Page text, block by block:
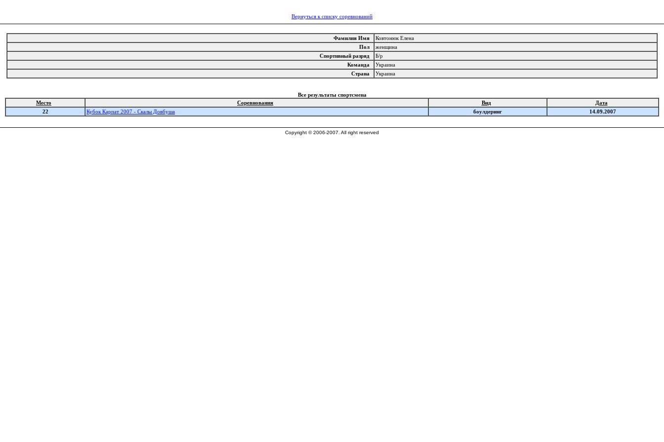
Вернуться к списку соревнований
Фамилия Имя
Ковтонюк Елена
Пол
женщина
Спортивный разряд
Б/р
Команда
Украина
Страна
Украина
Все результаты спортсмена
Место
Соревнования Вид
Дата
22
Кубок Карпат 2007 - Скалы Довбуша боулдеринг 14.09.2007
Copyright © 2006-2007. All right reserved